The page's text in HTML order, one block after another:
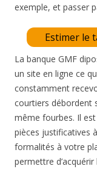
exemple, et passer
Estimer le
La banque GMF
un site en ligne ce
constamment
courtiers débordent
même fourbes. Il
pièces justificatives
formalités à votre
permettre